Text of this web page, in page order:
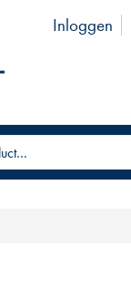
Inloggen